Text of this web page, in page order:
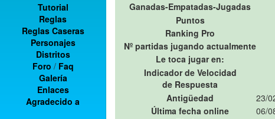
Tutorial
Reglas
Reglas Caseras
Personajes
Distritos
Foro / Faq
Galería
Enlaces
Agradecido a
Ganadas-Empatadas-Jugadas
Puntos
Ranking Pro
Nº partidas jugando actualmente
Le toca jugar en:
Indicador de Velocidad
de Respuesta
Antigüedad
23/
Última fecha online
06/